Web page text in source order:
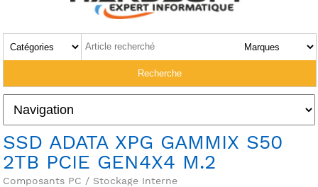
SSD ADATA XPG GAMMIX S50
2TB PCIE GEN4X4 M.2
Composants PC / Stockage Interne